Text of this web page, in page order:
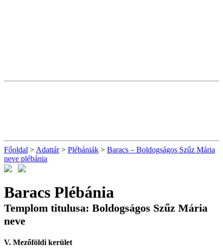
Főoldal > Adattár> Plébániák > Baracs – Boldogságos Szűz Mária
neve plébánia
Baracs Plébánia
Templom titulusa: Boldogságos Szűz Mária
neve
V. Mezőföldi kerület